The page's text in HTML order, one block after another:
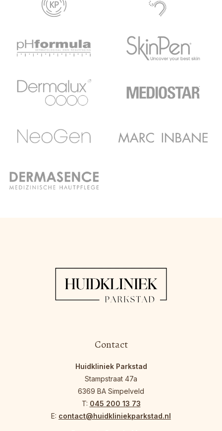
Contact
Huidkliniek Parkstad
Stampstraat 47a
6369 BA Simpelveld
T: 045 200 13 73
E: contact@huidkliniekparkstad.nl